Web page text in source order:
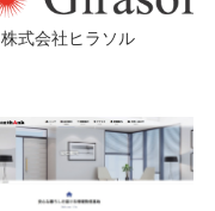
株式会社ヒラソル